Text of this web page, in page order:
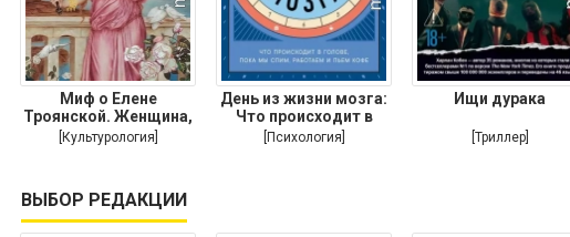
Миф о Елене
Троянской. Женщина,
которая 3000 лет
[Культурология]
День из жизни мозга:
Что происходит в
голове,
[Психология]
Ищи дурака
[Триллер]
ВЫБОР РЕДАКЦИИ